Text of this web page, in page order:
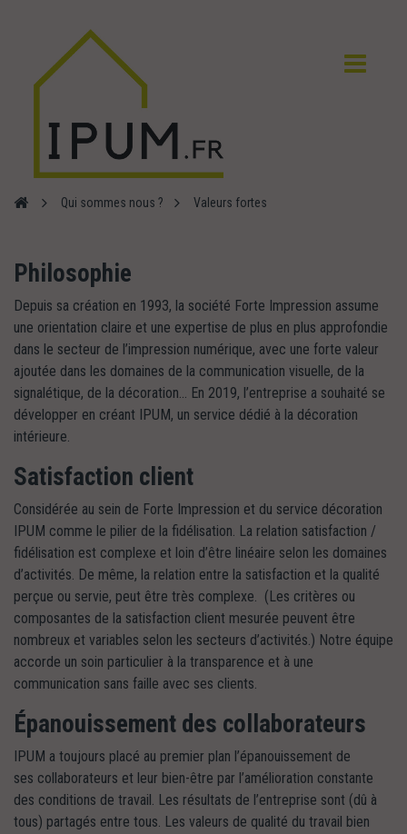
Qui sommes nous ? Valeurs fortes
Philosophie
Depuis sa création en 1993, la société Forte Impression assume
une orientation claire et une expertise de plus en plus approfondie
dans le secteur de l’impression numérique, avec une forte valeur
ajoutée dans les domaines de la communication visuelle, de la
signalétique, de la décoration… En 2019, l’entreprise a souhaité se
développer en créant IPUM, un service dédié à la décoration
intérieure.
Satisfaction client
Considérée au sein de Forte Impression et du service décoration
IPUM comme le pilier de la fidélisation. La relation satisfaction /
fidélisation est complexe et loin d’être linéaire selon les domaines
d’activités. De même, la relation entre la satisfaction et la qualité
perçue ou servie, peut être très complexe. (Les critères ou
composantes de la satisfaction client mesurée peuvent être
nombreux et variables selon les secteurs d’activités.) Notre équipe
accorde un soin particulier à la transparence et à une
communication sans faille avec ses clients.
Épanouissement des collaborateurs
IPUM a toujours placé au premier plan l’épanouissement de
ses collaborateurs et leur bien-être par l’amélioration constante
des conditions de travail. Les résultats de l’entreprise sont (dû à
tous) partagés entre tous. Les valeurs de qualité du travail bien